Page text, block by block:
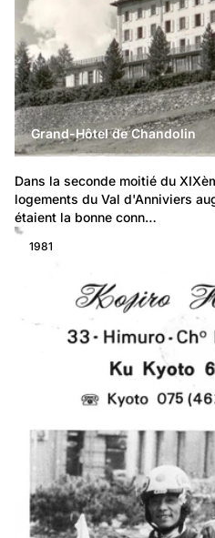
Grand-Hôtel de Chandolin
Dans la seconde moitié du
logements du Val d'Anniviers
étaient la bonne conn…
1981